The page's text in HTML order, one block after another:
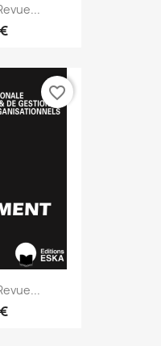
favorite_border